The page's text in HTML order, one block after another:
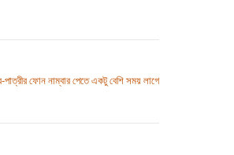
পাত্রীর ফোন নাম্বার পেতে একটু বেশি সময় লাগে